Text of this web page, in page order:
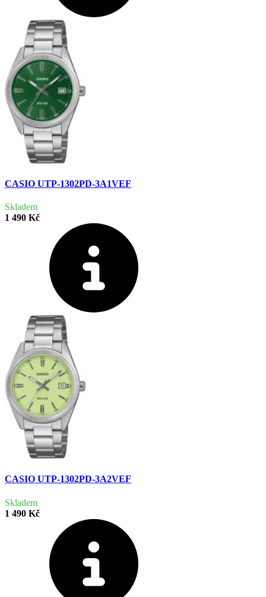
CASIO UTP-1302PD-3A1VEF
Skladem
1 490 Kč
CASIO UTP-1302PD-3A2VEF
Skladem
1 490 Kč